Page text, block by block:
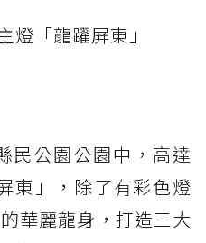
「龍躍屏東」
民公園公園中，高達
東」，除了有彩色燈
華麗龍身，打造三大